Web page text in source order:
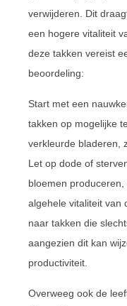
verwijderen. Dit
een hogere vitaliteit
deze takken vereist
beoordeling:
Start met een
takken op mogelijke
verkleurde bladeren,
Let op dode of
bloemen
algehele vitaliteit van
naar takken die
aangezien dit kan
productiviteit.
Overweeg ook de